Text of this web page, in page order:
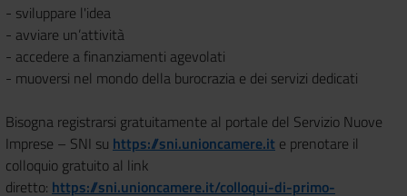
- sviluppare l'idea
- avviare un’attività
- accedere a finanziamenti agevolati
- muoversi nel mondo della burocrazia e dei servizi dedicati
Bisogna registrarsi gratuitamente al portale del Servizio Nuove
Imprese – SNI su https://sni.unioncamere.it e prenotare il
colloquio gratuito al link
diretto: https://sni.unioncamere.it/colloqui-di-primo-